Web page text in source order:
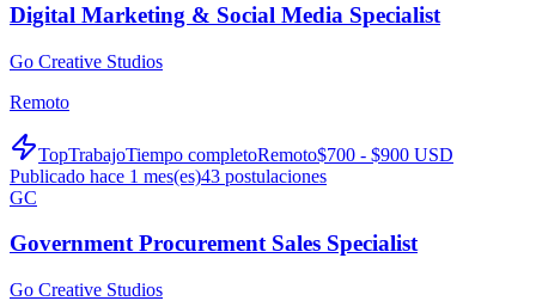
Digital Marketing & Social Media Specialist
Go Creative Studios
Remoto
TopTrabajoTiempo completoRemoto$700 - $900 USD
Publicado hace 1 mes(es)43 postulaciones
GC
Government Procurement Sales Specialist
Go Creative Studios